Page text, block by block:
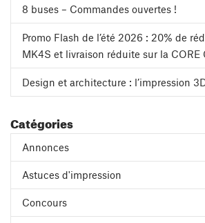
8 buses – Commandes ouvertes !
Promo Flash de l’été 2026 : 20% de
MK4S et livraison réduite sur la CORE
Design et architecture : l’impression
Catégories
Annonces
Astuces d'impression
Concours